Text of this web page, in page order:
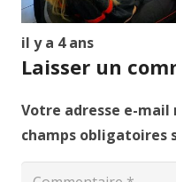
il y a 4 ans
Laisser un
Votre adresse e-mail
champs obligatoires